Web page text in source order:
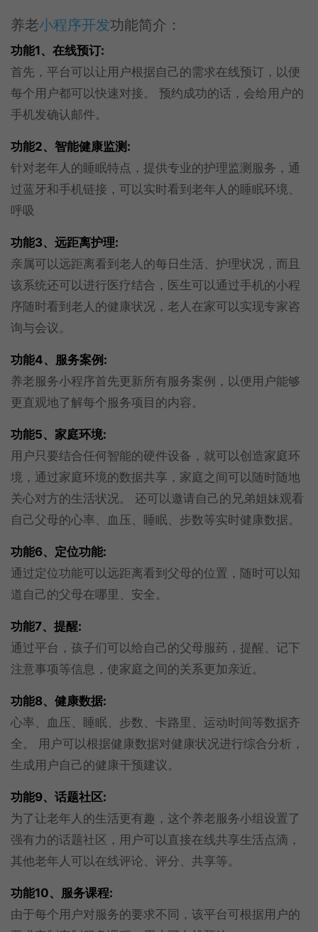
养老小程序开发功能简介：
功能1、在线预订:
首先，平台可以让用户根据自己的需求在线预订，以便
每个用户都可以快速对接。 预约成功的话，会给用户的
手机发确认邮件。
功能2、智能健康监测:
针对老年人的睡眠特点，提供专业的护理监测服务，通
过蓝牙和手机链接，可以实时看到老年人的睡眠环境、
呼吸
功能3、远距离护理:
亲属可以远距离看到老人的每日生活、护理状况，而且
该系统还可以进行医疗结合，医生可以通过手机的小程
序随时看到老人的健康状况，老人在家可以实现专家咨
询与会议。
功能4、服务案例:
养老服务小程序首先更新所有服务案例，以便用户能够
更直观地了解每个服务项目的内容。
功能5、家庭环境:
用户只要结合任何智能的硬件设备，就可以创造家庭环
境，通过家庭环境的数据共享，家庭之间可以随时随地
关心对方的生活状况。 还可以邀请自己的兄弟姐妹观看
自己父母的心率、血压、睡眠、步数等实时健康数据。
功能6、定位功能:
通过定位功能可以远距离看到父母的位置，随时可以知
道自己的父母在哪里、安全。
功能7、提醒:
通过平台，孩子们可以给自己的父母服药，提醒、记下
注意事项等信息，使家庭之间的关系更加亲近。
功能8、健康数据:
心率、血压、睡眠、步数、卡路里、运动时间等数据齐
全。 用户可以根据健康数据对健康状况进行综合分析，
生成用户自己的健康干预建议。
功能9、话题社区:
为了让老年人的生活更有趣，这个养老服务小组设置了
强有力的话题社区，用户可以直接在线共享生活点滴，
其他老年人可以在线评论、评分、共享等。
功能10、服务课程:
由于每个用户对服务的要求不同，该平台可根据用户的